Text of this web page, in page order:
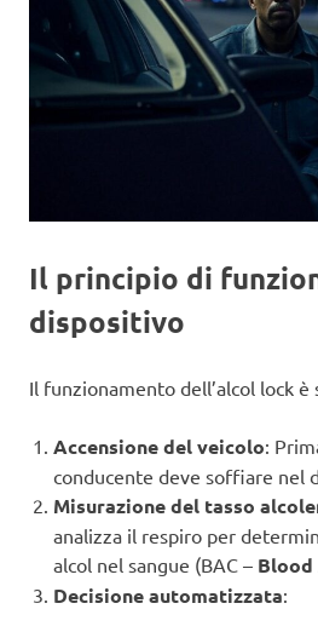
Il principio di
dispositivo
Il funzionamento dell’alcol lock
Accensione del veicolo:
conducente deve soffiare nel
Misurazione del tasso
analizza il respiro per
alcol nel sangue (BAC –
Decisione automatizzata: